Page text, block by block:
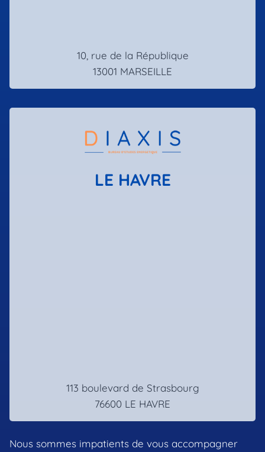
10, rue de la République
13001 MARSEILLE
LE HAVRE
113 boulevard de Strasbourg
76600 LE HAVRE
Nous sommes impatients de vous accompagner